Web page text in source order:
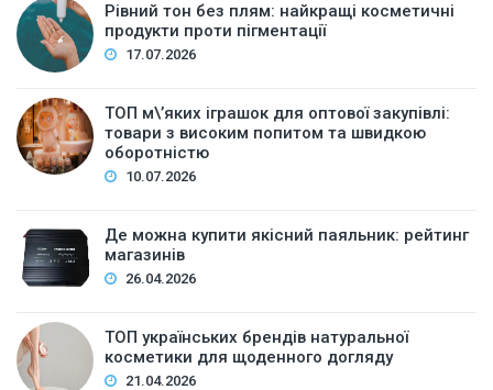
Рівний тон без плям: найкращі косметичні
продукти проти пігментації
17.07.2026
ТОП м\’яких іграшок для оптової закупівлі:
товари з високим попитом та швидкою
оборотністю
10.07.2026
Де можна купити якісний паяльник: рейтинг
магазинів
26.04.2026
ТОП українських брендів натуральної
косметики для щоденного догляду
21.04.2026